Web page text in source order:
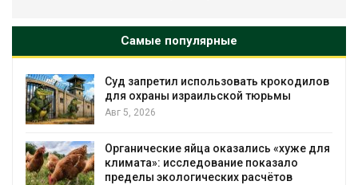
Самые популярные
Суд запретил использовать крокодилов
для охраны израильской тюрьмы
Авг 5, 2026
Органические яйца оказались «хуже для
климата»: исследование показало
пределы экологических расчётов